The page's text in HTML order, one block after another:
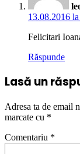
13.08.2016 la
Felicitari
Răspunde
Lasă un
Adresa ta de email
marcate cu *
Comentariu *